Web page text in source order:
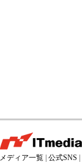
メディア一覧 公式SNS